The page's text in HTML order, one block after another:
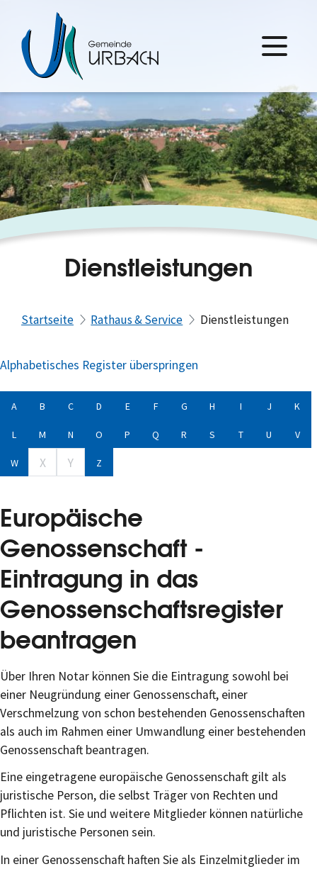
Dienstleistungen
Startseite Rathaus & Service Dienstleistungen
Alphabetisches Register überspringen
A B C D E F G H I J K
L M N O P Q R S T U V
W X Y Z
Europäische
Genossenschaft -
Eintragung in das
Genossenschaftsregister
beantragen
Über Ihren Notar können Sie die Eintragung sowohl bei
einer Neugründung einer Genossenschaft, einer
Verschmelzung von schon bestehenden Genossenschaften
als auch im Rahmen einer Umwandlung einer bestehenden
Genossenschaft beantragen.
Eine eingetragene europäische Genossenschaft gilt als
juristische Person, die selbst Träger von Rechten und
Pflichten ist. Sie und weitere Mitglieder können natürliche
und juristische Personen sein.
In einer Genossenschaft haften Sie als Einzelmitglieder im